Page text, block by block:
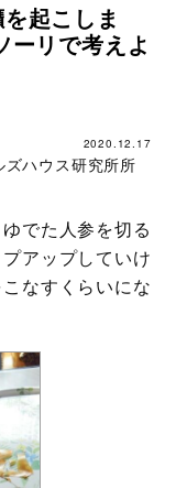
起こしま
リで考えよ
2020.12.17
ハウス研究所所
でた人参を切る
アップしていけ
なすくらいにな